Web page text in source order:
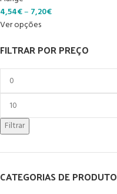
FILTRAR POR PREÇO
Filtrar
CATEGORIAS DE PRODUTO
4,54€– 7,20€
Ver opções